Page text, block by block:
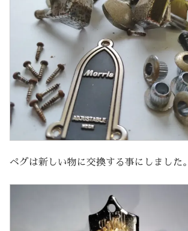
ペグは新しい物に交換する事にしました。